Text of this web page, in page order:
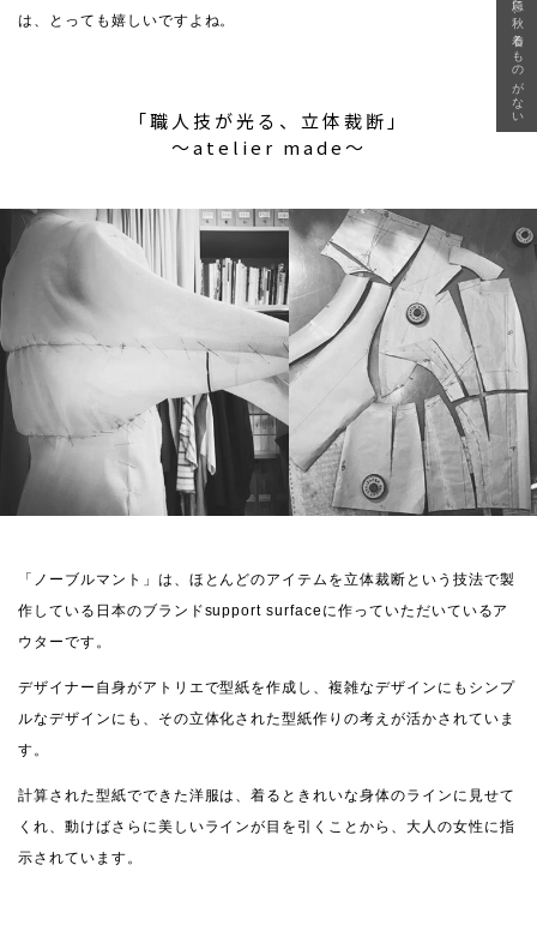
は、とっても嬉しいですよね。
「職人技が光る、立体裁断」
〜atelier made〜
「ノーブルマント」は、ほとんどのアイテムを立体裁断という技法で製
作している日本のブランドsupport surfaceに作っていただいているア
ウターです。
デザイナー自身がアトリエで型紙を作成し、複雑なデザインにもシンプ
ルなデザインにも、その立体化された型紙作りの考えが活かされていま
す。
計算された型紙でできた洋服は、着るときれいな身体のラインに見せて
くれ、動けばさらに美しいラインが目を引くことから、大人の女性に指
示されています。
急に秋、着るものがない